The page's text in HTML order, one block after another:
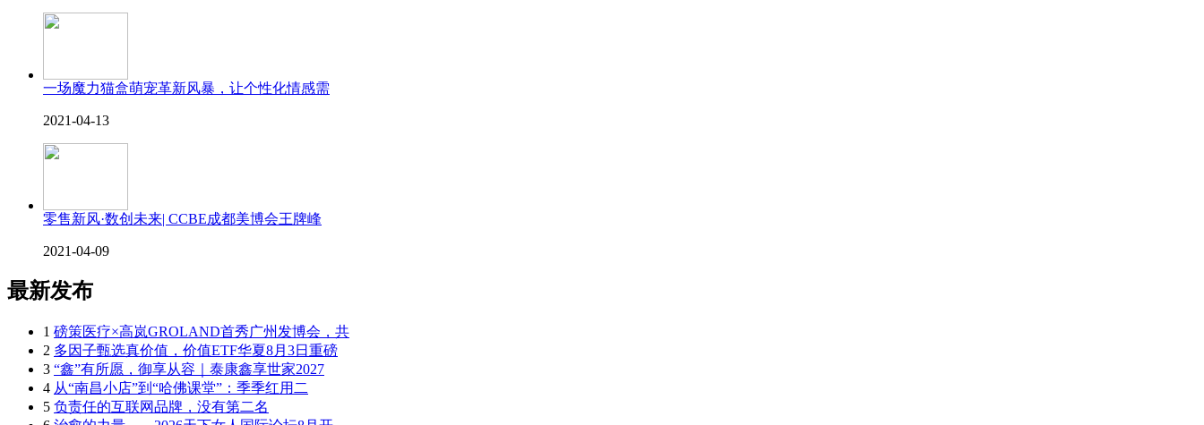
一场魔力猫盒萌宠革新风暴，让个性化情感需
2021-04-13
零售新风·数创未来| CCBE成都美博会王牌峰
2021-04-09
最新发布
1 磅策医疗×高岚GROLAND首秀广州发博会，共
2 多因子甄选真价值，价值ETF华夏8月3日重磅
3 “鑫”有所愿，御享从容｜泰康鑫享世家2027
4 从“南昌小店”到“哈佛课堂”：季季红用二
5 负责任的互联网品牌，没有第二名